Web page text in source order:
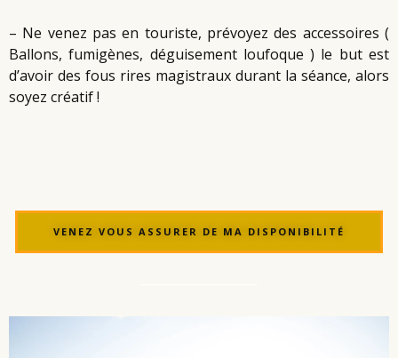
– Ne venez pas en touriste, prévoyez des accessoires (
Ballons, fumigènes, déguisement loufoque ) le but est
d’avoir des fous rires magistraux durant la séance, alors
soyez créatif !
VENEZ VOUS ASSURER DE MA DISPONIBILITÉ